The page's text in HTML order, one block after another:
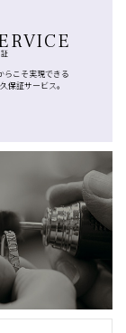
らこそ実現できる
保証サービス。